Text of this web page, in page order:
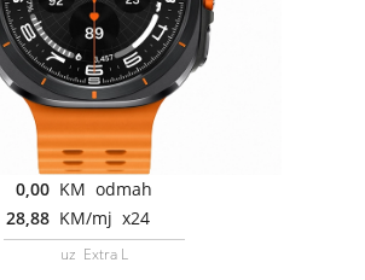
0,00 KM odmah
28,88 KM/mj x24
uz Extra L